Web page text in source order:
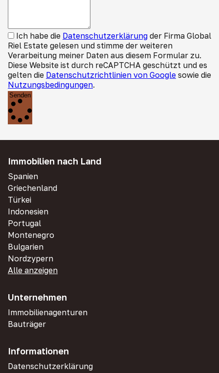
Ich habe die Datenschutzerklärung der Firma Global
Riel Estate gelesen und stimme der weiteren
Verarbeitung meiner Daten aus diesem Formular zu.
Diese Website ist durch reCAPTCHA geschützt und es
gelten die Datenschutzrichtlinien von Google sowie die
Nutzungsbedingungen.
Senden
Immobilien nach Land
Spanien
Griechenland
Türkei
Indonesien
Portugal
Montenegro
Bulgarien
Nordzypern
Alle anzeigen
Unternehmen
Immobilienagenturen
Bauträger
Informationen
Datenschutzerklärung